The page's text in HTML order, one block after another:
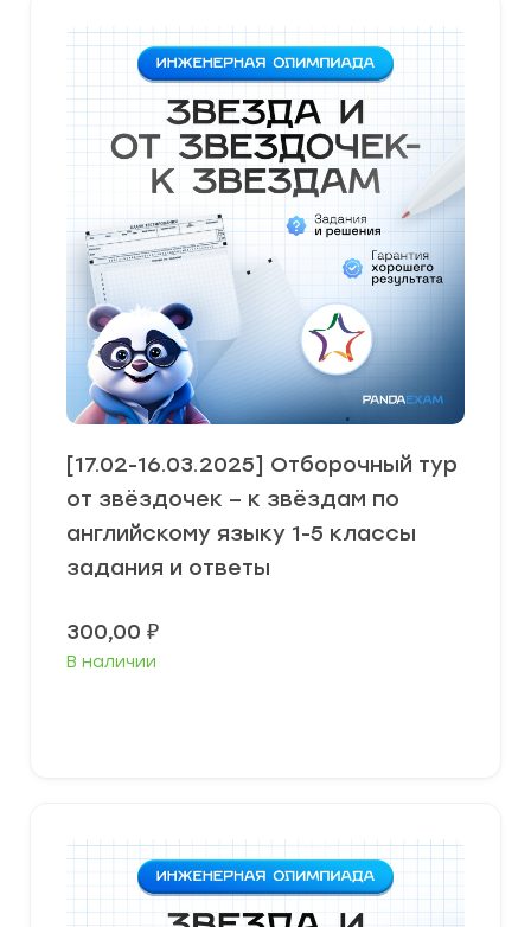
[17.02-16.03.2025] Отборочный тур
от звёздочек – к звёздам по
английскому языку 1-5 классы
задания и ответы
300,00 ₽
В наличии